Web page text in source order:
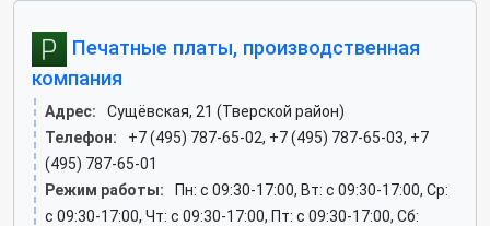
Печатные платы, производственная
компания
Адрес:
Сущёвская, 21 (Тверской район)
Телефон:
+7 (495) 787-65-02, +7 (495) 787-65-03, +7
(495) 787-65-01
Режим работы:
Пн: c 09:30-17:00, Вт: c 09:30-17:00, Ср:
c 09:30-17:00, Чт: c 09:30-17:00, Пт: c 09:30-17:00, Сб: